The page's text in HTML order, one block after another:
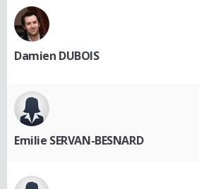
Damien DUBOIS
Emilie SERVAN-BESNARD